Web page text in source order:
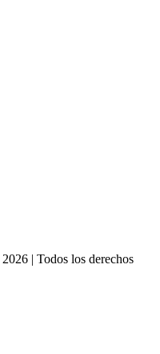
2026 |Todos los derechos